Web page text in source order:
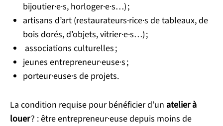
bijoutier·e·s, horloger·e·s…) ;
artisans d’art (restaurateurs·rice·s de tableaux, de
bois dorés, d’objets, vitrier·e·s…) ;
associations culturelles ;
jeunes entrepreneur·euse·s ;
porteur·euse·s de projets.
La condition requise pour bénéficier d’un atelier à
louer? : être entrepreneur·euse depuis moins de